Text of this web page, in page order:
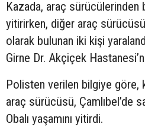
Kazada, araç sürücülerinden
yitirirken, diğer araç
olarak bulunan iki kişi
Girne Dr. Akçiçek
Polisten verilen bilgiye göre,
araç sürücüsü, Çamlıbel’de
Obalı yaşamını yitirdi.